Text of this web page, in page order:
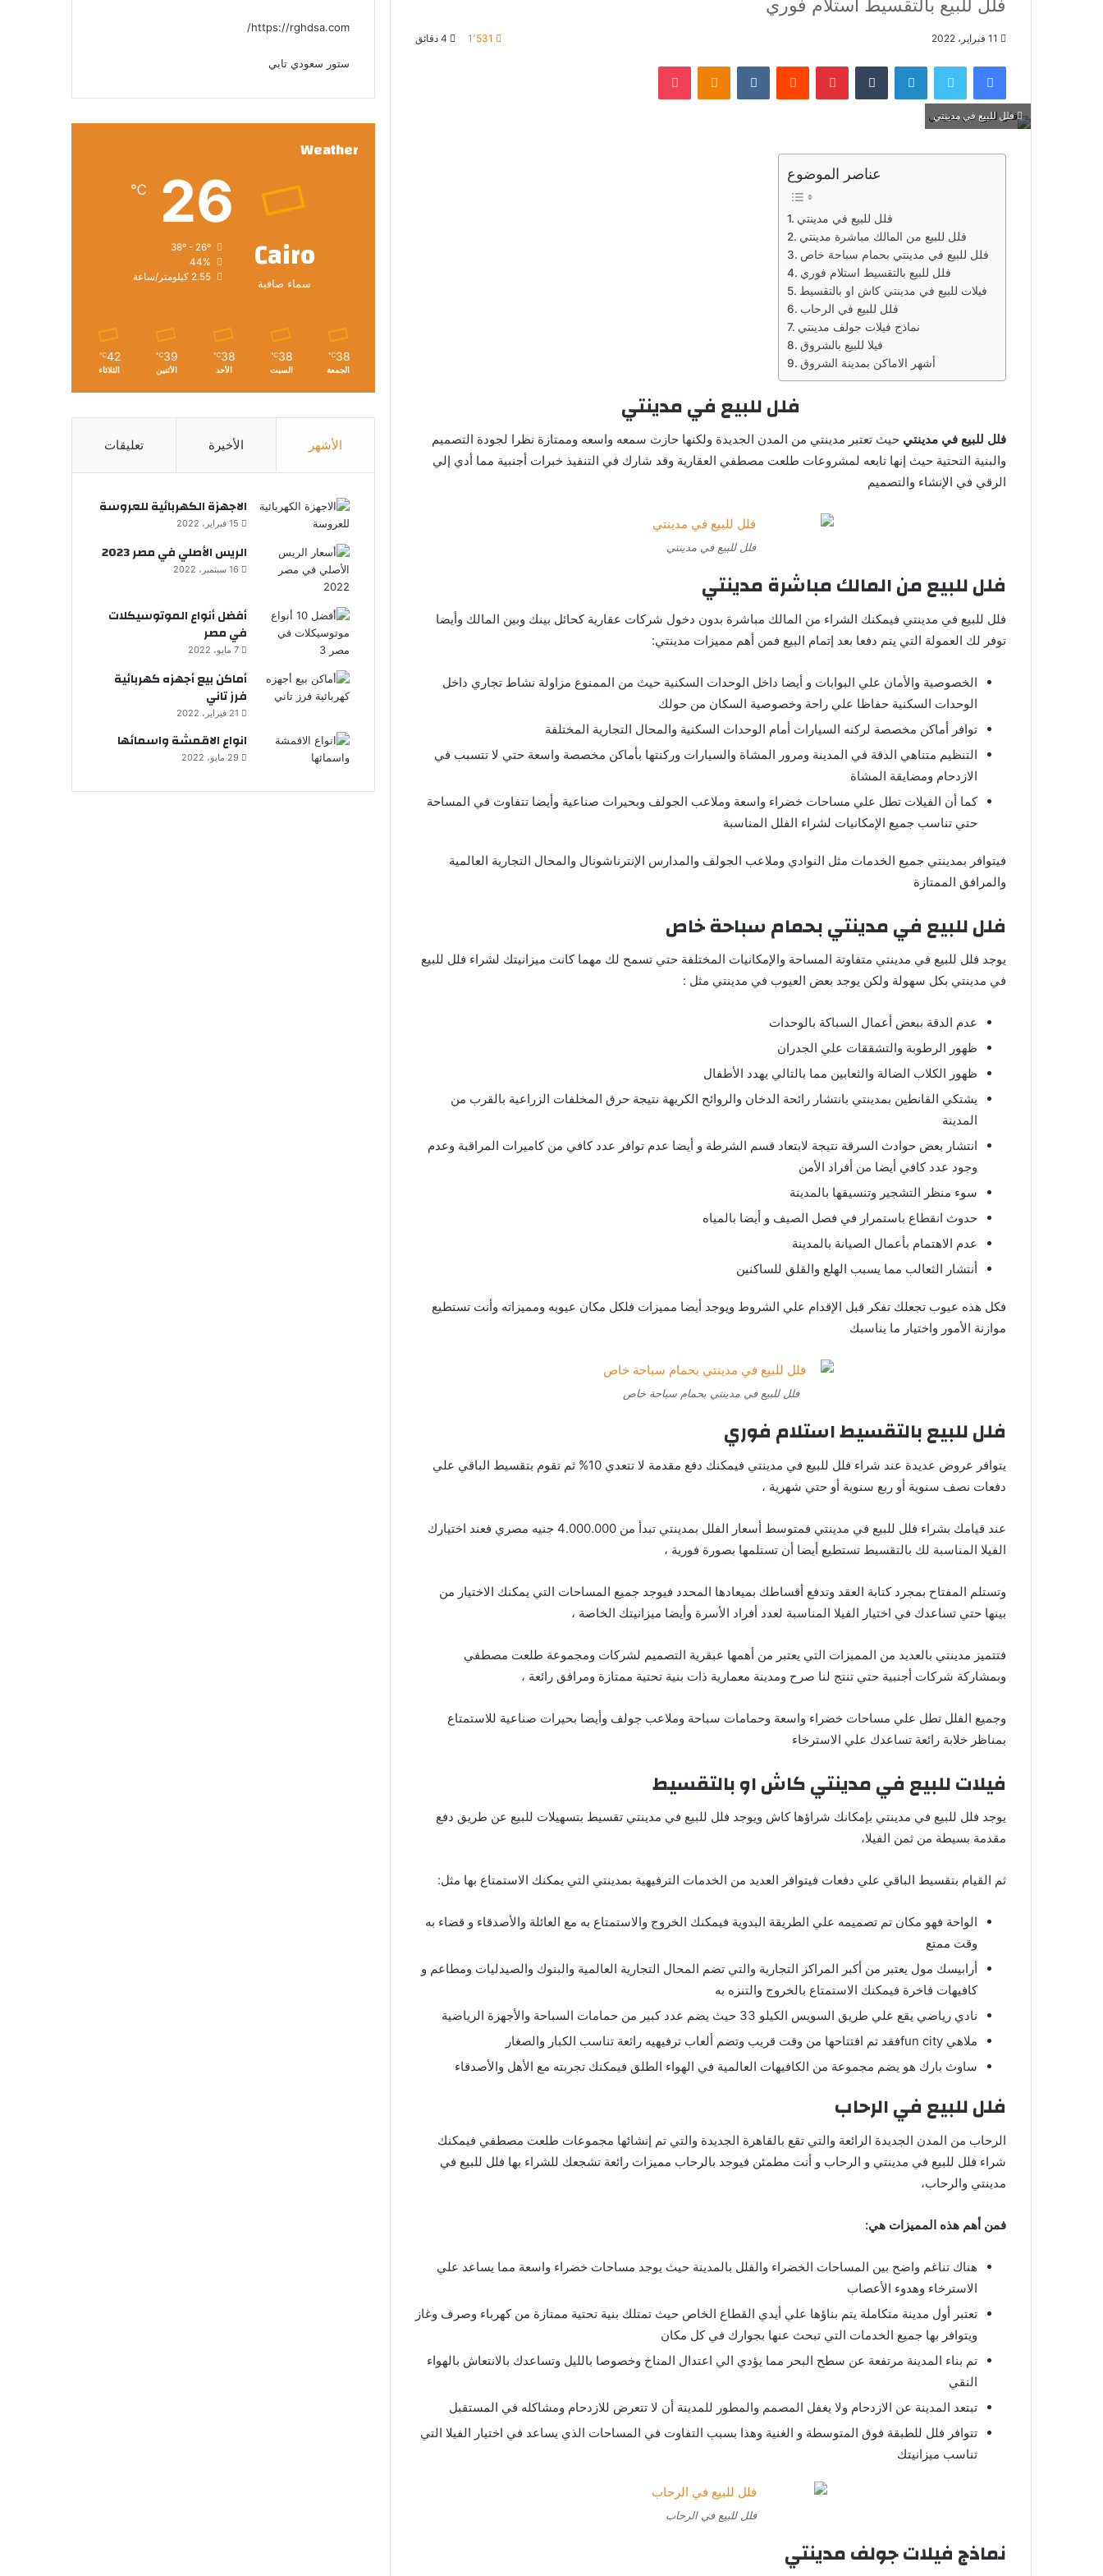
فلل للبيع بالتقسيط استلام فوري
11 فبراير، 2022 1٬531
فيسبوك لينكدإن بينتيريست
فلل للبيع في مدينتي
عناصر الموضوع
فلل للبيع في مدينتي
فلل للبيع من المالك مباشرة مدينتي
فلل للبيع في مدينتي بحمام سباحة خاص
فلل للبيع بالتقسيط استلام فوري
فيلات للبيع في مدينتي كاش او بالتقسيط
فلل للبيع في الرحاب
نماذج فيلات جولف مدينتي
فيلا للبيع بالشروق
أشهر الاماكن بمدينة الشروق
فلل للبيع في مدينتي
فلل للبيع في مدينتي حيث تعتبر مدينتي من المدن الجديدة ولكنها حازت سمعه واسعه وممتازة نظرا لجودة التصميم
والبنية التحتية حيث إنها تابعه لمشروعات طلعت مصطفي العقارية وقد شارك في التنفيذ خبرات أجنبية مما أدي إلي
الرقي في الإنشاء والتصميم
فلل للبيع في مدينتي
فلل للبيع من المالك مباشرة مدينتي
فلل للبيع في مدينتي فيمكنك الشراء من المالك مباشرة بدون دخول شركات عقارية كحائل بينك وبين المالك وأيضا
توفر لك العمولة التي يتم دفعا بعد إتمام البيع فمن أهم مميزات مدينتي:
الخصوصية والأمان علي البوابات و أيضا داخل الوحدات السكنية حيث من الممنوع مزاولة نشاط تجاري داخل
الوحدات السكنية حفاظا علي راحة وخصوصية السكان من حولك
توافر أماكن مخصصة لركنه السيارات أمام الوحدات السكنية والمحال التجارية المختلفة
التنظيم متناهي الدقة في المدينة ومرور المشاة والسيارات وركنتها بأماكن مخصصة واسعة حتي لا تتسبب في
الازدحام ومضايقة المشاة
كما أن الفيلات تطل علي مساحات خضراء واسعة وملاعب الجولف وبحيرات صناعية وأيضا تتفاوت في المساحة
حتي تناسب جميع الإمكانيات لشراء الفلل المناسبة
فيتوافر بمدينتي جميع الخدمات مثل النوادي وملاعب الجولف والمدارس الإنترناشونال والمحال التجارية العالمية
والمرافق الممتازة
فلل للبيع في مدينتي بحمام سباحة خاص
يوجد فلل للبيع في مدينتي متفاوتة المساحة والإمكانيات المختلفة حتي تسمح لك مهما كانت ميزانيتك لشراء فلل للبيع
في مدينتي بكل سهولة ولكن يوجد بعض العيوب في مدينتي مثل :
عدم الدقة ببعض أعمال السباكة بالوحدات
ظهور الرطوبة والتشققات علي الجدران
ظهور الكلاب الضالة والثعابين مما بالتالي يهدد الأطفال
يشتكي القانطين بمدينتي بانتشار رائحة الدخان والروائح الكريهة نتيجة حرق المخلفات الزراعية بالقرب من
المدينة
انتشار بعض حوادث السرقة نتيجة لابتعاد قسم الشرطة و أيضا عدم توافر عدد كافي من كاميرات المراقبة وعدم
وجود عدد كافي أيضا من أفراد الأمن
سوء منظر التشجير وتنسيقها بالمدينة
حدوث انقطاع باستمرار في فصل الصيف و أيضا بالمياه
عدم الاهتمام بأعمال الصيانة بالمدينة
أنتشار الثعالب مما يسبب الهلع والقلق للساكنين
فكل هذه عيوب تجعلك تفكر قبل الإقدام علي الشروط ويوجد أيضا مميزات فلكل مكان عيوبه ومميزاته وأنت تستطيع
موازنة الأمور واختيار ما يناسبك
فلل للبيع في مدينتي بحمام سباحة خاص
فلل للبيع بالتقسيط استلام فوري
يتوافر عروض عديدة عند شراء فلل للبيع في مدينتي فيمكنك دفع مقدمة لا تتعدي 10% ثم تقوم بتقسيط الباقي علي
دفعات نصف سنوية أو ربع سنوية أو حتي شهرية ،
عند قيامك بشراء فلل للبيع في مدينتي فمتوسط أسعار الفلل بمدينتي تبدأ من 4.000.000 جنيه مصري فعند اختيارك
الفيلا المناسبة لك بالتقسيط تستطيع أيضا أن تستلمها بصورة فورية ،
وتستلم المفتاح بمجرد كتابة العقد وتدفع أقساطك بميعادها المحدد فيوجد جميع المساحات التي يمكنك الاختيار من
بينها حتي تساعدك في اختيار الفيلا المناسبة لعدد أفراد الأسرة وأيضا ميزانيتك الخاصة ،
فتتميز مدينتي بالعديد من المميزات التي يعتبر من أهمها عبقرية التصميم لشركات ومجموعة طلعت مصطفي
وبمشاركة شركات أجنبية حتي تنتج لنا صرح ومدينة معمارية ذات بنية تحتية ممتازة ومرافق رائعة ،
وجميع الفلل تطل علي مساحات خضراء واسعة وحمامات سباحة وملاعب جولف وأيضا بحيرات صناعية للاستمتاع
بمناظر خلابة رائعة تساعدك علي الاسترخاء
فيلات للبيع في مدينتي كاش او بالتقسيط
يوجد فلل للبيع في مدينتي بإمكانك شراؤها كاش ويوجد فلل للبيع في مدينتي تقسيط بتسهيلات للبيع عن طريق دفع
مقدمة بسيطة من ثمن الفيلا،
ثم القيام بتقسيط الباقي علي دفعات فيتوافر العديد من الخدمات الترفيهية بمدينتي التي يمكنك الاستمتاع بها مثل:
الواحة فهو مكان تم تصميمه علي الطريقة البدوية فيمكنك الخروج والاستمتاع به مع العائلة والأصدقاء و قضاء به
وقت ممتع
أرابيسك مول يعتبر من أكبر المراكز التجارية والتي تضم المحال التجارية العالمية والبنوك والصيدليات ومطاعم و
كافيهات فاخرة فيمكنك الاستمتاع بالخروج والتنزه به
نادي رياضي يقع علي طريق السويس الكيلو 33 حيث يضم عدد كبير من حمامات السباحة والأجهزة الرياضية
ملاهي fun cityفقد تم افتتاحها من وقت قريب وتضم ألعاب ترفيهيه رائعة تناسب الكبار والصغار
ساوث بارك هو يضم مجموعة من الكافيهات العالمية في الهواء الطلق فيمكنك تجربته مع الأهل والأصدقاء
فلل للبيع في الرحاب
الرحاب من المدن الجديدة الرائعة والتي تقع بالقاهرة الجديدة والتي تم إنشائها مجموعات طلعت مصطفي فيمكنك
شراء فلل للبيع في مدينتي و الرحاب و أنت مطمئن فيوجد بالرحاب مميزات رائعة تشجعك للشراء بها فلل للبيع في
مدينتي والرحاب،
فمن أهم هذه المميزات هي:
هناك تناغم واضح بين المساحات الخضراء والفلل بالمدينة حيث يوجد مساحات خضراء واسعة مما يساعد علي
الاسترخاء وهدوء الأعصاب
تعتبر أول مدينة متكاملة يتم بناؤها علي أيدي القطاع الخاص حيث تمتلك بنية تحتية ممتازة من كهرباء وصرف وغاز
ويتوافر بها جميع الخدمات التي تبحث عنها بجوارك في كل مكان
تم بناء المدينة مرتفعة عن سطح البحر مما يؤدي الي اعتدال المناخ وخصوصا بالليل وتساعدك بالانتعاش بالهواء
النقي
تبتعد المدينة عن الازدحام ولا يغفل المصمم والمطور للمدينة أن لا تتعرض للازدحام ومشاكله في المستقبل
تتوافر فلل للطبقة فوق المتوسطة و الغنية وهذا بسبب التفاوت في المساحات الذي يساعد في اختيار الفيلا التي
تناسب ميزانيتك
فلل للبيع في الرحاب
نماذج فيلات جولف مدينتي
https://rghdsa.com/
ستور سعودي تابي
Weather
Cairo
سماء صافية
26
℃
44%
2.55 كيلومتر/ساعة
38
℃
الجمعة
38
℃
السبت
38
℃
الأحد
39
℃
الأثنين
42
℃
الثلاثاء
الأشهر الأخيرة تعليقات
الاجهزة الكهربائية للعروسة
15 فبراير، 2022
الريس الأصلي في مصر 2023
16 سبتمبر، 2022
أفضل أنواع الموتوسيكلات
في مصر
7 مايو، 2022
أماكن بيع أجهزه كهربائية
فرز تاني
21 فبراير، 2022
انواع الاقمشة واسمائها
29 مايو، 2022